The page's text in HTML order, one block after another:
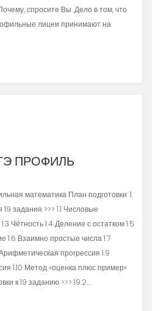
спросите Вы. Дело в том, что
лицеи принимают на
ПРОФИЛЬ
математика План подготовки: 1.
задания >>> 1.1 Числовые
Чётность 1.4 Деление с остатком 1.5
1.6 Взаимно простые числа 1.7
прогрессия 1.9
1.10 Метод «оценка плюс пример»
к 19 заданию >>> 19.2….